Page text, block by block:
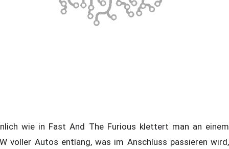
wie in Fast And The Furious klettert man an einem
voller Autos entlang, was im Anschluss passieren wird,